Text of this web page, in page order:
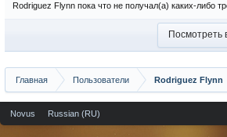
Rodriguez Flynn пока что не получал(а) каких-либо
Посмотреть
Главная Пользователи Rodriguez Flynn
Novus Russian (RU)